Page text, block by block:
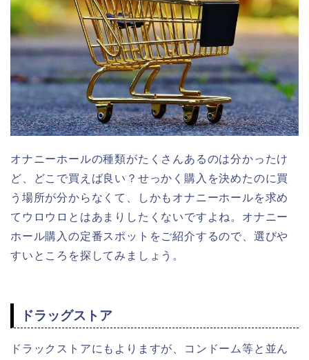
オナニーホールの種類がたくさんあるのは分かったけ
ど、どこで買えば良い？せっかく購入を決めたのに買
う場所が分からなくて、しかもオナニーホールを求め
てウロウロとはあまりしたくないですよね。オナニー
ホール購入の定番スポットをご紹介するので、選びや
すいところを探してみましょう。
ドラッグストア
ドラックストアにもよりますが、コンドーム等と並ん